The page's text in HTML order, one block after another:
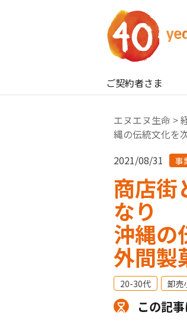
ご契約者さま
エヌエヌ生命 >
縄の伝統文化を
2021/08/31
事
商店街
なり
沖縄の
外間製
20-30代 卸売
この記